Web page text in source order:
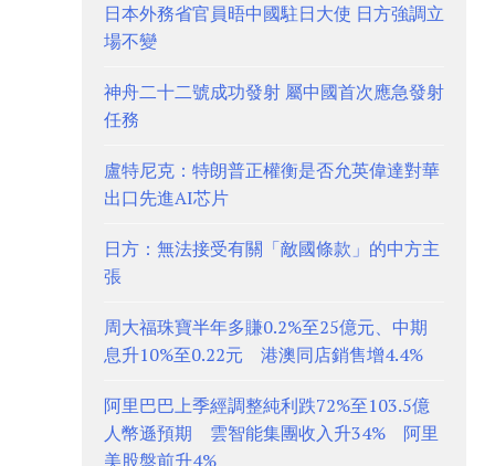
日本外務省官員晤中國駐日大使 日方強調立
場不變
神舟二十二號成功發射 屬中國首次應急發射
任務
盧特尼克：特朗普正權衡是否允英偉達對華
出口先進AI芯片
日方：無法接受有關「敵國條款」的中方主
張
周大福珠寶半年多賺0.2%至25億元、中期
息升10%至0.22元 港澳同店銷售增4.4%
阿里巴巴上季經調整純利跌72%至103.5億
人幣遜預期 雲智能集團收入升34% 阿里
美股盤前升4%